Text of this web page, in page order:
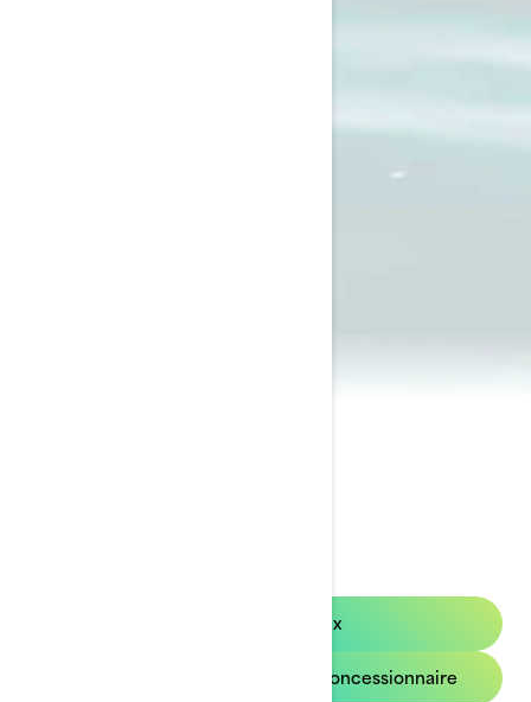
Demandez un prix
Trouvez l'inventaire de votre concessionnaire